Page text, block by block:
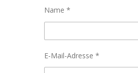
Name *
E-Mail-Adresse *